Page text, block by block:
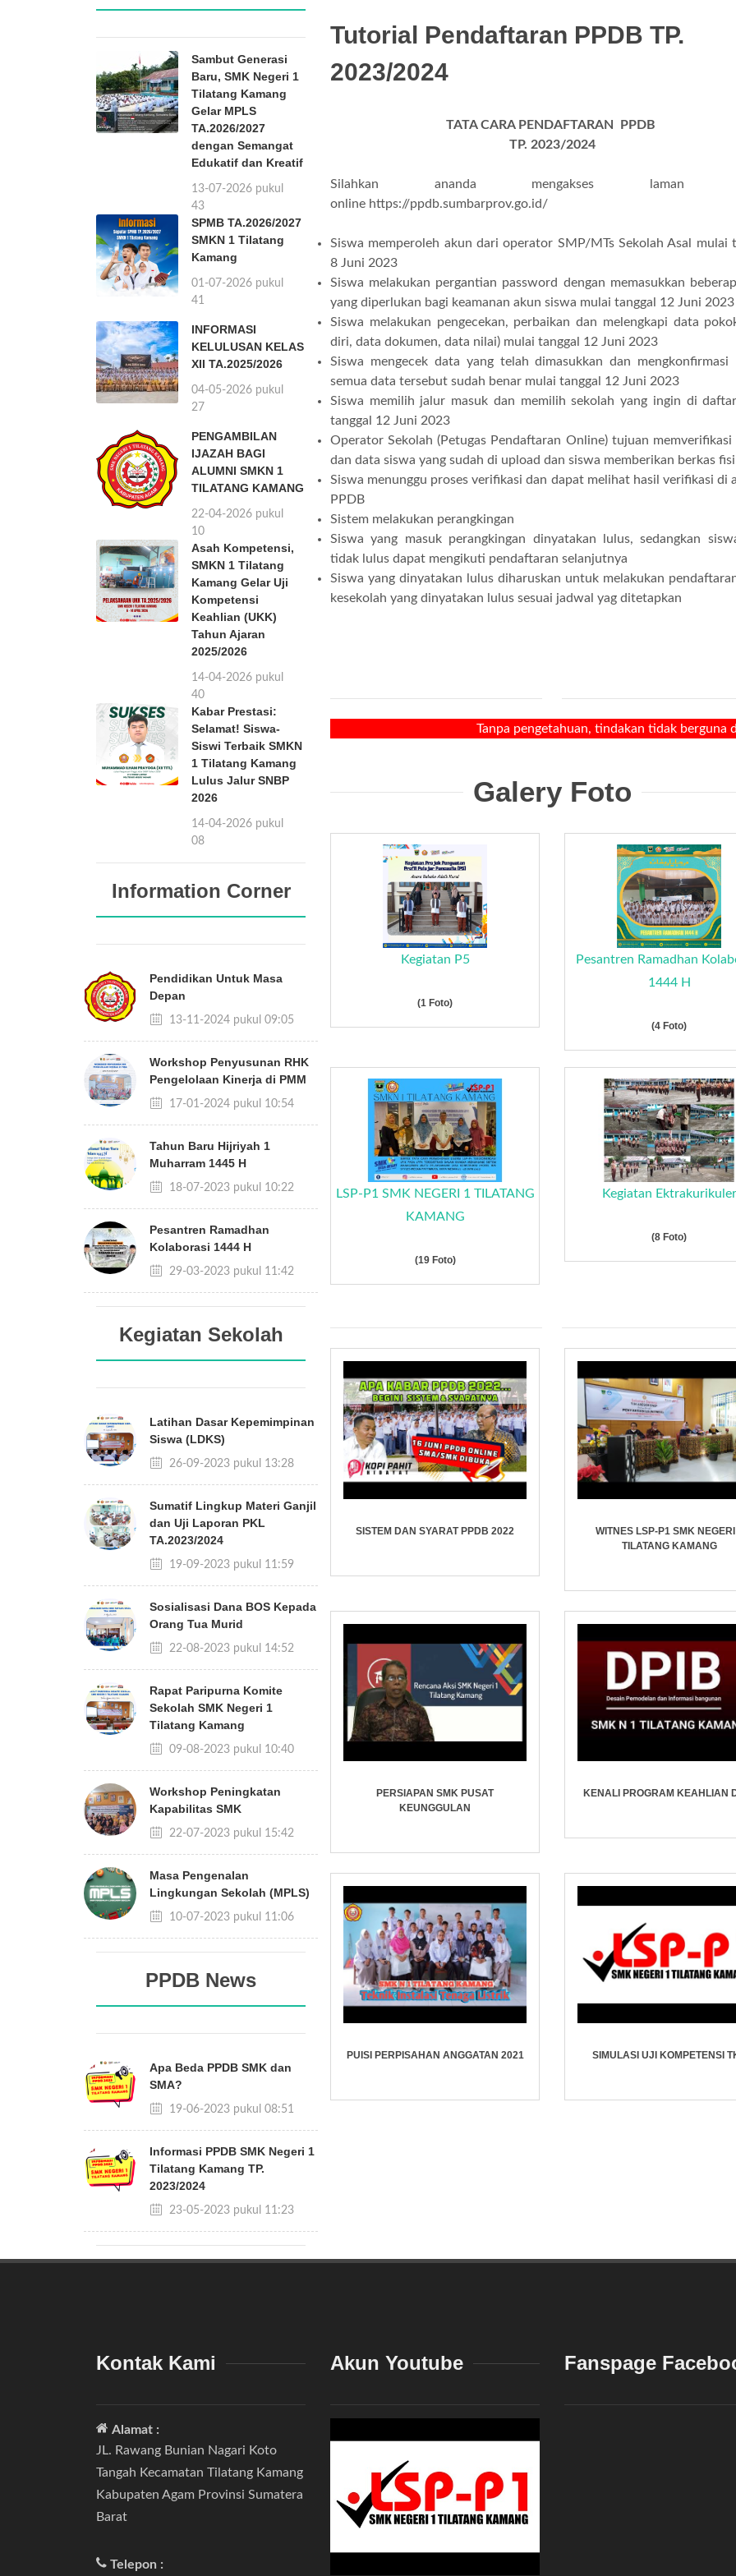
Sambut Generasi
Baru, SMK Negeri 1
Tilatang Kamang
Gelar MPLS
TA.2026/2027
dengan Semangat
Edukatif dan Kreatif
13-07-2026 pukul
15:43
SPMB TA.2026/2027
SMKN 1 Tilatang
Kamang
01-07-2026 pukul
08:41
INFORMASI
KELULUSAN KELAS
XII TA.2025/2026
04-05-2026 pukul
18:27
PENGAMBILAN
IJAZAH BAGI
ALUMNI SMKN 1
TILATANG KAMANG
22-04-2026 pukul
12:10
Asah Kompetensi,
SMKN 1 Tilatang
Kamang Gelar Uji
Kompetensi
Keahlian (UKK)
Tahun Ajaran
2025/2026
14-04-2026 pukul
08:40
Kabar Prestasi:
Selamat! Siswa-
Siswi Terbaik SMKN
1 Tilatang Kamang
Lulus Jalur SNBP
2026
14-04-2026 pukul
08:08
Information Corner
Pendidikan Untuk Masa
Depan
13-11-2024 pukul 09:05
Workshop Penyusunan RHK
Pengelolaan Kinerja di PMM
17-01-2024 pukul 10:54
Tahun Baru Hijriyah 1
Muharram 1445 H
18-07-2023 pukul 10:22
Pesantren Ramadhan
Kolaborasi 1444 H
29-03-2023 pukul 11:42
Kegiatan Sekolah
Latihan Dasar Kepemimpinan
Siswa (LDKS)
26-09-2023 pukul 13:28
Sumatif Lingkup Materi Ganjil
dan Uji Laporan PKL
TA.2023/2024
19-09-2023 pukul 11:59
Sosialisasi Dana BOS Kepada
Orang Tua Murid
22-08-2023 pukul 14:52
Rapat Paripurna Komite
Sekolah SMK Negeri 1
Tilatang Kamang
09-08-2023 pukul 10:40
Workshop Peningkatan
Kapabilitas SMK
22-07-2023 pukul 15:42
Masa Pengenalan
Lingkungan Sekolah (MPLS)
10-07-2023 pukul 11:06
PPDB News
Apa Beda PPDB SMK dan
SMA?
19-06-2023 pukul 08:51
Informasi PPDB SMK Negeri 1
Tilatang Kamang TP.
2023/2024
23-05-2023 pukul 11:23
Tutorial Pendaftaran PPDB TP.
2023/2024
TATA CARA PENDAFTARAN
PPDB
TP. 2023/2024
Silahkan ananda mengakses laman
online https://ppdb.sumbarprov.go.id/
Siswa memperoleh akun dari operator SMP/MTs Sekolah Asal mulai
8 Juni 2023
Siswa melakukan pergantian password dengan memasukkan
yang diperlukan bagi keamanan akun siswa mulai tanggal 12 Juni 2023
Siswa melakukan pengecekan, perbaikan dan melengkapi data
diri, data dokumen, data nilai) mulai tanggal 12 Juni 2023
Siswa mengecek data yang telah dimasukkan dan mengkonfirmasi
semua data tersebut sudah benar mulai tanggal 12 Juni 2023
Siswa memilih jalur masuk dan memilih sekolah yang ingin di
tanggal 12 Juni 2023
Operator Sekolah (Petugas Pendaftaran Online) tujuan memverifikasi
dan data siswa yang sudah di upload dan siswa memberikan berkas
Siswa menunggu proses verifikasi dan dapat melihat hasil verifikasi di
PPDB
Sistem melakukan perangkingan
Siswa yang masuk perangkingan dinyatakan lulus, sedangkan
tidak lulus dapat mengikuti pendaftaran selanjutnya
Siswa yang dinyatakan lulus diharuskan untuk melakukan
kesekolah yang dinyatakan lulus sesuai jadwal yag ditetapkan
Tanpa pengetahuan, tindakan tidak berguna dan
Galery Foto
Kegiatan P5
(1 Foto)
Pesantren Ramadhan
1444 H
(4 Foto)
LSP-P1 SMK NEGERI 1 TILATANG
KAMANG
(19 Foto)
Kegiatan Ektrakurikuler
(8 Foto)
SISTEM DAN SYARAT PPDB 2022
WITNES LSP-P1 SMK
TILATANG KAMANG
PERSIAPAN SMK PUSAT
KEUNGGULAN
KENALI PROGRAM KEAHLIAN
PUISI PERPISAHAN ANGGATAN 2021 SIMULASI UJI KOMPETENSI
Kontak Kami
Alamat :
JL. Rawang Bunian Nagari Koto
Tangah Kecamatan Tilatang Kamang
Kabupaten Agam Provinsi Sumatera
Barat
Telepon :
Akun Youtube Fanspage